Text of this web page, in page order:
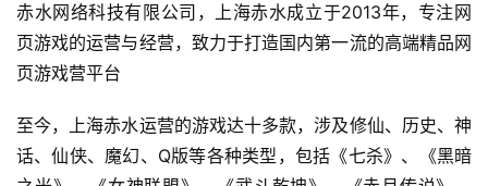
游
茶
原
游
戏
赤水网络科技有限公司，上海赤水成立于2013年，专注网
页游戏的运营与经营，致力于打造国内第一流的高端精品网
页游戏营平台
至今，上海赤水运营的游戏达十多款，涉及修仙、历史、神
话、仙侠、魔幻、Q版等各种类型，包括《七杀》、《黑暗